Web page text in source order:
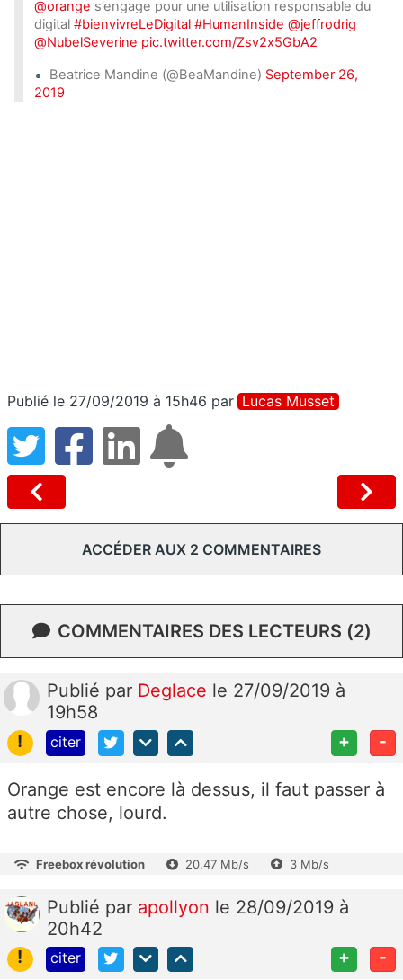
@orange s’engage pour une utilisation responsable du
digital #bienvivreLeDigital #HumanInside @jeffrodrig
@NubelSeverine pic.twitter.com/Zsv2x5GbA2
Beatrice Mandine (@BeaMandine) September 26,
2019
Publié le 27/09/2019 à 15h46 par Lucas Musset
ACCÉDER AUX 2 COMMENTAIRES
COMMENTAIRES DES LECTEURS (2)
Publié par Deglace le 27/09/2019 à
19h58
!
citer + -
Orange est encore là dessus, il faut passer à
autre chose, lourd.
Freebox révolution 20.47 Mb/s 3 Mb/s
Publié par apollyon le 28/09/2019 à
20h42
!
citer + -